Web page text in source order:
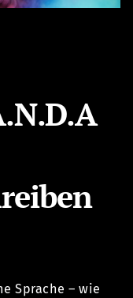
Sprache – wie